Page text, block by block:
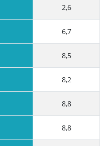
2,6
6,7
8,5
8,2
8,8
8,8